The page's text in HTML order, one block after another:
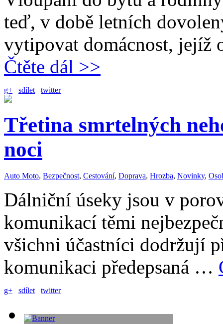
teď, v době letních
vytipovat domácnost,
Čtěte dál >>
g+ sdílet twitter
Třetina smrtelných
noci
Auto Moto, Bezpečnost, Cestování, Doprava, Hrozba, Novinky,
Dálniční úseky jsou v
komunikací těmi
všichni účastníci dodržují
komunikaci předepsaná …
g+ sdílet twitter